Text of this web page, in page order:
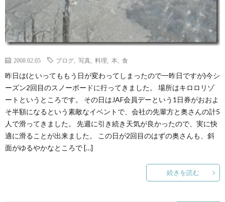
2008.02.05 ブログ 写真 料理 本 食
昨日は(といってももう日が変わってしまったので一昨日ですが)今シ
ーズン2回目のスノーボードに行ってきました。 場所はキロロリゾ
ートというところです。 その日はJAF会員デーという1日券がおおよ
そ半額になるという素敵なイベントで、会社の先輩方と奥さんの計5
人で滑ってきました。 先週に引き続き天気が良かったので、実に快
適に滑ることが出来ました。 この日が2回目のはずの奥さんも、斜
面がゆるやかなところで […]
続きを読む